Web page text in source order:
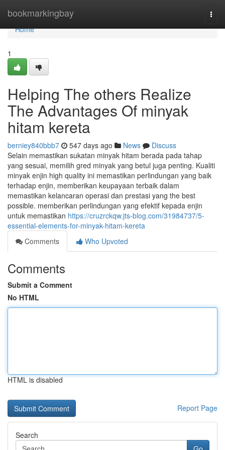
bookmarkingbay
Home
Home
1
Helping The others Realize
The Advantages Of minyak
hitam kereta
berniey840bbb7 547 days ago News
Discuss
Selain memastikan sukatan minyak hitam berada pada tahap
yang sesuai, memilih gred minyak yang betul juga penting. Kualiti
minyak enjin high quality ini memastikan perlindungan yang baik
terhadap enjin, memberikan keupayaan terbaik dalam
memastikan kelancaran operasi dan prestasi yang the best
possible. memberikan perlindungan yang efektif kepada enjin
untuk memastikan https://cruzrckqw.jts-blog.com/31984737/5-
essential-elements-for-minyak-hitam-kereta
Comments
Who Upvoted
Comments
Submit a Comment
No HTML
HTML is disabled
Report Page
Search